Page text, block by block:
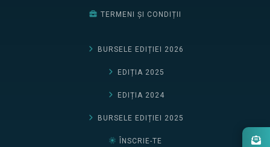
TERMENI ȘI CONDIȚII
BURSELE EDIȚIEI 2026
EDIȚIA 2025
EDIȚIA 2024
BURSELE EDIȚIEI 2025
ÎNSCRIE-TE